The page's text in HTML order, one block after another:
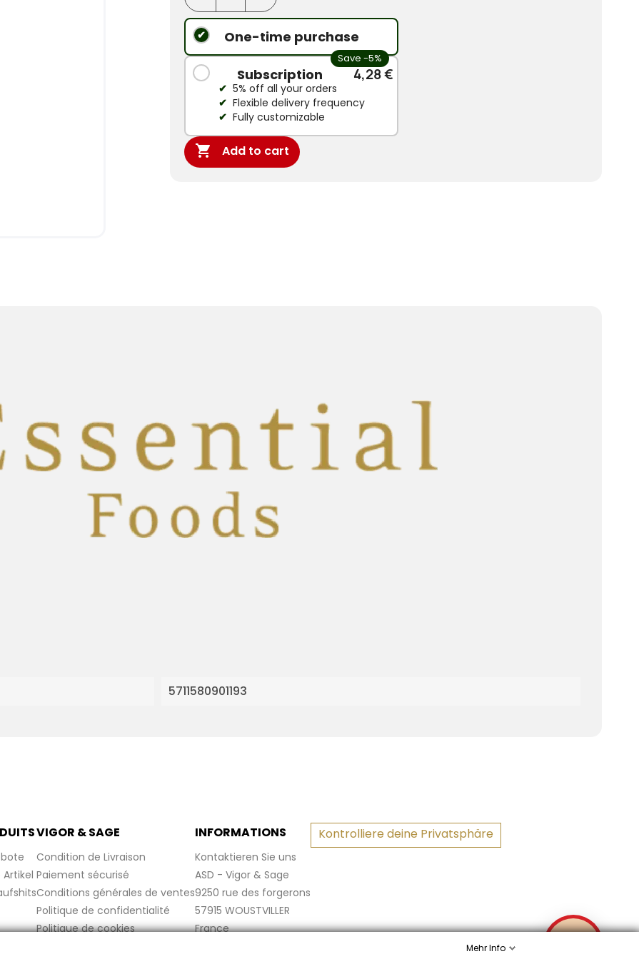
One-time purchase
Save -5%
Subscription 4,28 €
5% off all your orders
Flexible delivery frequency
Fully customizable
 Add to cart
5711580901193
Artikel
VIGOR & SAGE
Condition de Livraison
Paiement sécurisé
Conditions générales de ventes
Politique de confidentialité
Politique de cookies
INFORMATIONS
Kontaktieren Sie uns
ASD - Vigor & Sage
9250 rue des forgerons
57915 WOUSTVILLER
France
Kontrolliere deine Privatsphäre
Mehr Info